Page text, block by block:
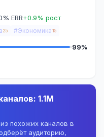
ERR+0.9% рост
25 #Экономика 15
99%
1.1M
похожих каналов в
аудиторию,